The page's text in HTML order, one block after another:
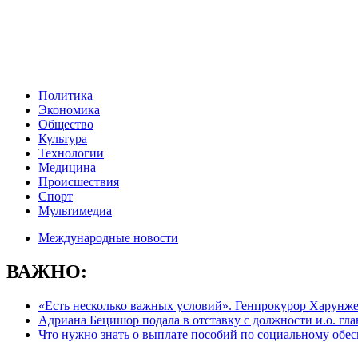
Политика
Экономика
Общество
Культура
Технологии
Медицина
Происшествия
Спорт
Мультимедиа
Международные новости
ВАЖНО:
«Есть несколько важных условий». Генпрокурор
Адриана Бецишор подала в отставку с должности и.о.
Что нужно знать о выплате пособий по социальному